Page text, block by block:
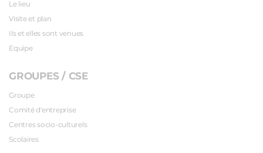
Le lieu
Visite et plan
Ils et elles sont venues
Equipe
GROUPES / CSE
Groupe
Comité d'entreprise
Centres socio-culturels
Scolaires